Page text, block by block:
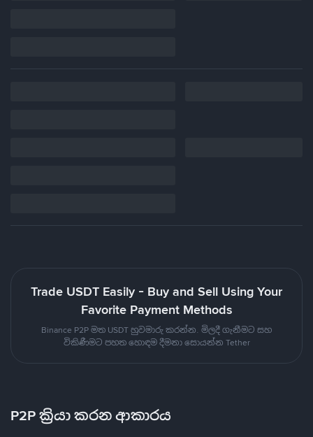
Trade USDT Easily - Buy and Sell Using Your
Favorite Payment Methods
Binance P2P මත USDT හුවමාරු කරන්න. මිලදී ගැනීමට සහ
විකිණීමට පහත හොඳම දීමනා සොයන්න Tether
P2P ක්‍රියා කරන ආකාරය